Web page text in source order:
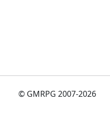
© GMRPG 2007-2026